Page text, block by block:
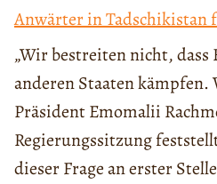
Anwärter in Tadschikistan
„Wir bestreiten nicht,
anderen Staaten kämpfen.
Präsident Emomalii
Regierungssitzung
dieser Frage an erster